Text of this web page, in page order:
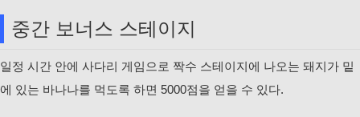
중간 보너스 스테이지
일정 시간 안에 사다리 게임으로 짝수 스테이지에 나오는 돼지가 밑
에 있는 바나나를 먹도록 하면 5000점을 얻을 수 있다.